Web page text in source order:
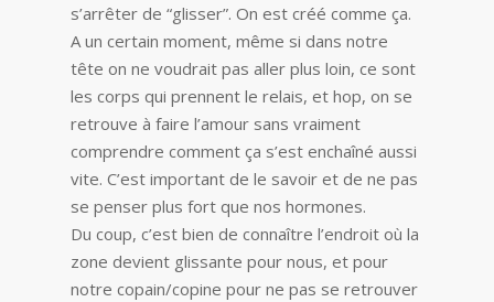
s’arrêter de “glisser”. On est créé comme ça.
A un certain moment, même si dans notre
tête on ne voudrait pas aller plus loin, ce sont
les corps qui prennent le relais, et hop, on se
retrouve à faire l’amour sans vraiment
comprendre comment ça s’est enchaîné aussi
vite. C’est important de le savoir et de ne pas
se penser plus fort que nos hormones.
Du coup, c’est bien de connaître l’endroit où la
zone devient glissante pour nous, et pour
notre copain/copine pour ne pas se retrouver